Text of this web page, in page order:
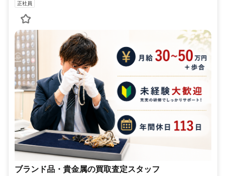
正社員
ブランド品・貴金属の買取査定スタッフ